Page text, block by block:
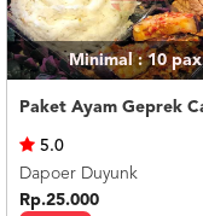
Minimal : 10pax
5.0
Dapoer Duyunk
Rp.25.000